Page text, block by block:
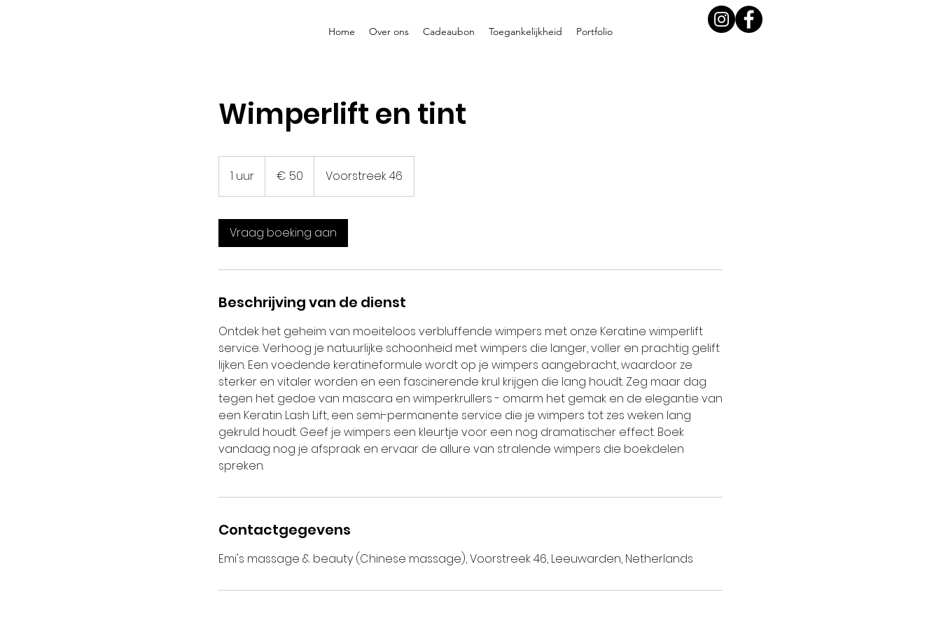
Home Over ons Cadeaubon Toegankelijkheid Portfolio
Wimperlift en tint
1 uur
u
€ 50 Voorstreek 46
Vraag boeking aan
Beschrijving van de dienst
Ontdek het geheim van moeiteloos verbluffende wimpers met onze Keratine wimperlift
service. Verhoog je natuurlijke schoonheid met wimpers die langer, voller en prachtig gelift
lijken. Een voedende keratineformule wordt op je wimpers aangebracht, waardoor ze
sterker en vitaler worden en een fascinerende krul krijgen die lang houdt. Zeg maar dag
tegen het gedoe van mascara en wimperkrullers - omarm het gemak en de elegantie van
een Keratin Lash Lift, een semi-permanente service die je wimpers tot zes weken lang
gekruld houdt. Geef je wimpers een kleurtje voor een nog dramatischer effect. Boek
vandaag nog je afspraak en ervaar de allure van stralende wimpers die boekdelen
spreken.
Contactgegevens
Emi's massage & beauty (Chinese massage), Voorstreek 46, Leeuwarden, Netherlands